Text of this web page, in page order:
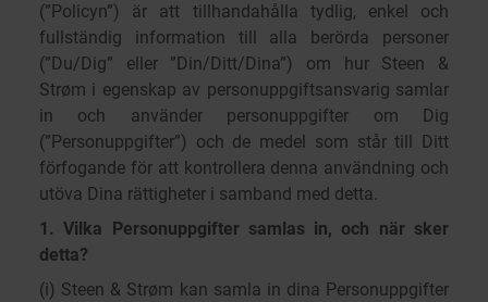
(”Policyn”) är att tillhandahålla tydlig, enkel och
fullständig information till alla berörda personer
(”Du/Dig” eller ”Din/Ditt/Dina”) om hur Steen &
Strøm i egenskap av personuppgiftsansvarig samlar
in och använder personuppgifter om Dig
(”Personuppgifter”) och de medel som står till Ditt
förfogande för att kontrollera denna användning och
utöva Dina rättigheter i samband med detta.
1. Vilka Personuppgifter samlas in, och när sker
detta?
(i) Steen & Strøm kan samla in dina Personuppgifter